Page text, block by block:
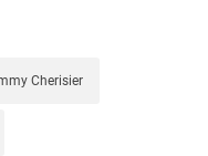
Cherisier